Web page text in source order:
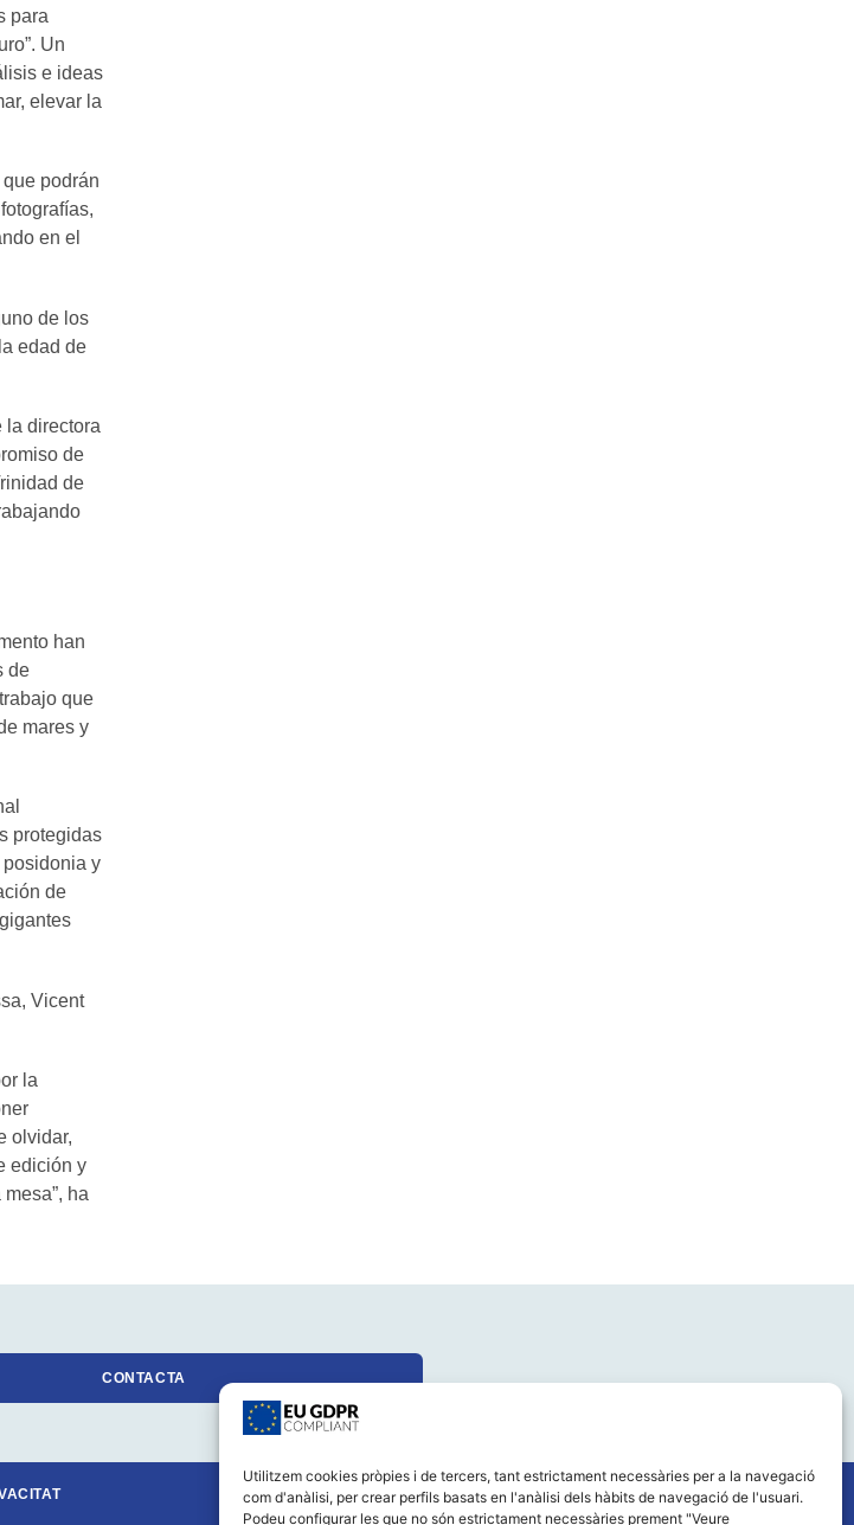
Utilitzem cookies pròpies i de tercers, tant estrictament necessàries per a la navegació
com d'anàlisi, per crear perfils basats en l'anàlisi dels hàbits de navegació de l'usuari.
Podeu configurar les que no són estrictament necessàries prement "Veure
para
Un
e ideas
elevar la
podrán
en el
de los
edad de
la directora
de
de
han
de
que
mares y
protegidas
y
de
Vicent
la
olvidar,
edición y
ha
CONTACTA